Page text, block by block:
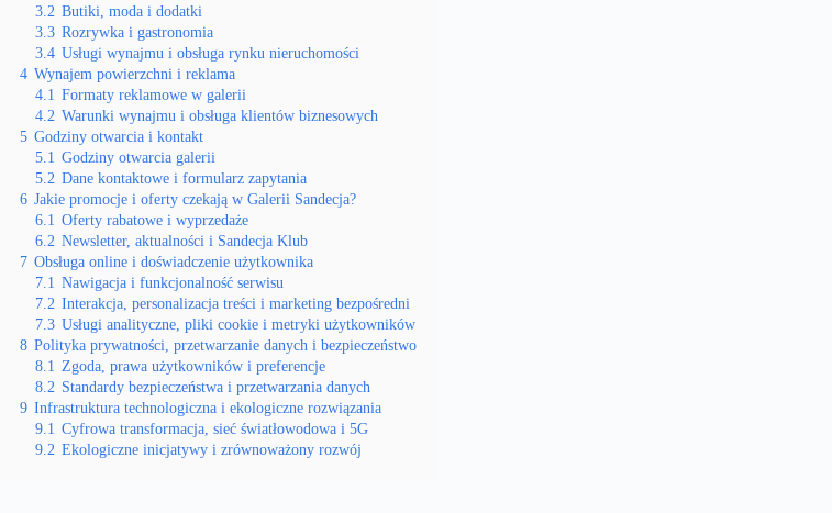
3.2 Butiki, moda i dodatki
3.3 Rozrywka i gastronomia
3.4 Usługi wynajmu i obsługa rynku nieruchomości
4 Wynajem powierzchni i reklama
4.1 Formaty reklamowe w galerii
4.2 Warunki wynajmu i obsługa klientów biznesowych
5 Godziny otwarcia i kontakt
5.1 Godziny otwarcia galerii
5.2 Dane kontaktowe i formularz zapytania
6 Jakie promocje i oferty czekają w Galerii Sandecja?
6.1 Oferty rabatowe i wyprzedaże
6.2 Newsletter, aktualności i Sandecja Klub
7 Obsługa online i doświadczenie użytkownika
7.1 Nawigacja i funkcjonalność serwisu
7.2 Interakcja, personalizacja treści i marketing bezpośredni
7.3 Usługi analityczne, pliki cookie i metryki użytkowników
8 Polityka prywatności, przetwarzanie danych i bezpieczeństwo
8.1 Zgoda, prawa użytkowników i preferencje
8.2 Standardy bezpieczeństwa i przetwarzania danych
9 Infrastruktura technologiczna i ekologiczne rozwiązania
9.1 Cyfrowa transformacja, sieć światłowodowa i 5G
9.2 Ekologiczne inicjatywy i zrównoważony rozwój